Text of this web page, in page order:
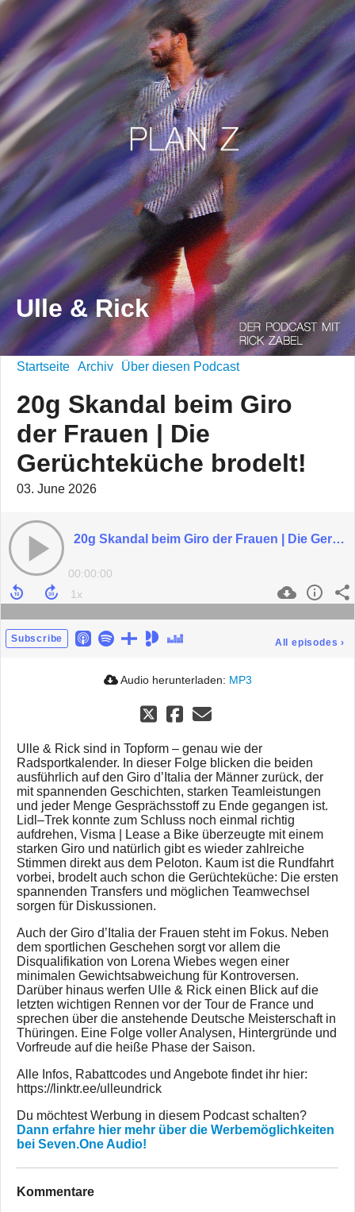
Ulle & Rick
Startseite Archiv Über diesen Podcast
20g Skandal beim Giro
der Frauen | Die
Gerüchteküche brodelt!
03. June 2026
20g Skandal beim Giro der Frauen | Die Gerüchteküche brodelt!
00:00:00
Subscribe All episodes ›
Audio herunterladen: MP3
Ulle & Rick sind in Topform – genau wie der
Radsportkalender. In dieser Folge blicken die beiden
ausführlich auf den Giro d’Italia der Männer zurück, der
mit spannenden Geschichten, starken Teamleistungen
und jeder Menge Gesprächsstoff zu Ende gegangen ist.
Lidl–Trek konnte zum Schluss noch einmal richtig
aufdrehen, Visma | Lease a Bike überzeugte mit einem
starken Giro und natürlich gibt es wieder zahlreiche
Stimmen direkt aus dem Peloton. Kaum ist die Rundfahrt
vorbei, brodelt auch schon die Gerüchteküche: Die ersten
spannenden Transfers und möglichen Teamwechsel
sorgen für Diskussionen.
Auch der Giro d’Italia der Frauen steht im Fokus. Neben
dem sportlichen Geschehen sorgt vor allem die
Disqualifikation von Lorena Wiebes wegen einer
minimalen Gewichtsabweichung für Kontroversen.
Darüber hinaus werfen Ulle & Rick einen Blick auf die
letzten wichtigen Rennen vor der Tour de France und
sprechen über die anstehende Deutsche Meisterschaft in
Thüringen. Eine Folge voller Analysen, Hintergründe und
Vorfreude auf die heiße Phase der Saison.
Alle Infos, Rabattcodes und Angebote findet ihr hier:
https://linktr.ee/ulleundrick
Du möchtest Werbung in diesem Podcast schalten?
Dann erfahre hier mehr über die Werbemöglichkeiten
bei Seven.One Audio!
Kommentare